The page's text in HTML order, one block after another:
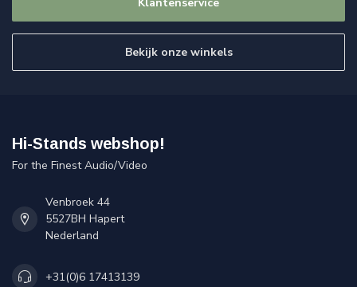
Bekijk onze winkels
Hi-Stands webshop!
For the Finest Audio/Video
Venbroek 44
5527BH Hapert
Nederland
+31(0)6 17413139